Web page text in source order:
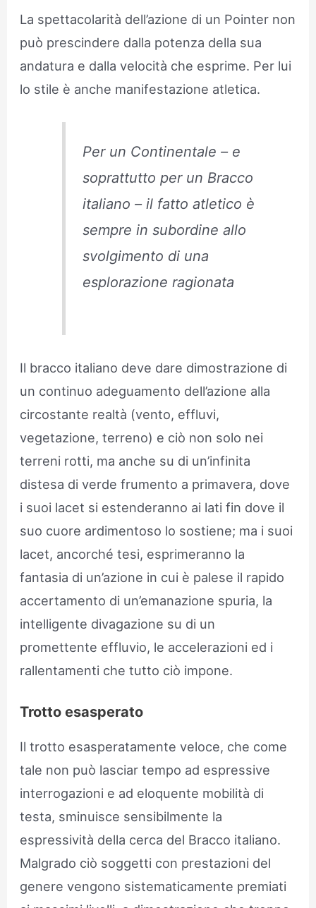
La spettacolarità dell’azione di un Pointer non
può prescindere dalla potenza della sua
andatura e dalla velocità che esprime. Per lui
lo stile è anche manifestazione atletica.
Per un Continentale – e
soprattutto per un Bracco
italiano – il fatto atletico è
sempre in subordine allo
svolgimento di una
esplorazione ragionata
Il bracco italiano deve dare dimostrazione di
un continuo adeguamento dell’azione alla
circostante realtà (vento, effluvi,
vegetazione, terreno) e ciò non solo nei
terreni rotti, ma anche su di un’infinita
distesa di verde frumento a primavera, dove
i suoi lacet si estenderanno ai lati fin dove il
suo cuore ardimentoso lo sostiene; ma i suoi
lacet, ancorché tesi, esprimeranno la
fantasia di un’azione in cui è palese il rapido
accertamento di un’emanazione spuria, la
intelligente divagazione su di un
promettente effluvio, le accelerazioni ed i
rallentamenti che tutto ciò impone.
Trotto esasperato
Il trotto esasperatamente veloce, che come
tale non può lasciar tempo ad espressive
interrogazioni e ad eloquente mobilità di
testa, sminuisce sensibilmente la
espressività della cerca del Bracco italiano.
Malgrado ciò soggetti con prestazioni del
genere vengono sistematicamente premiati